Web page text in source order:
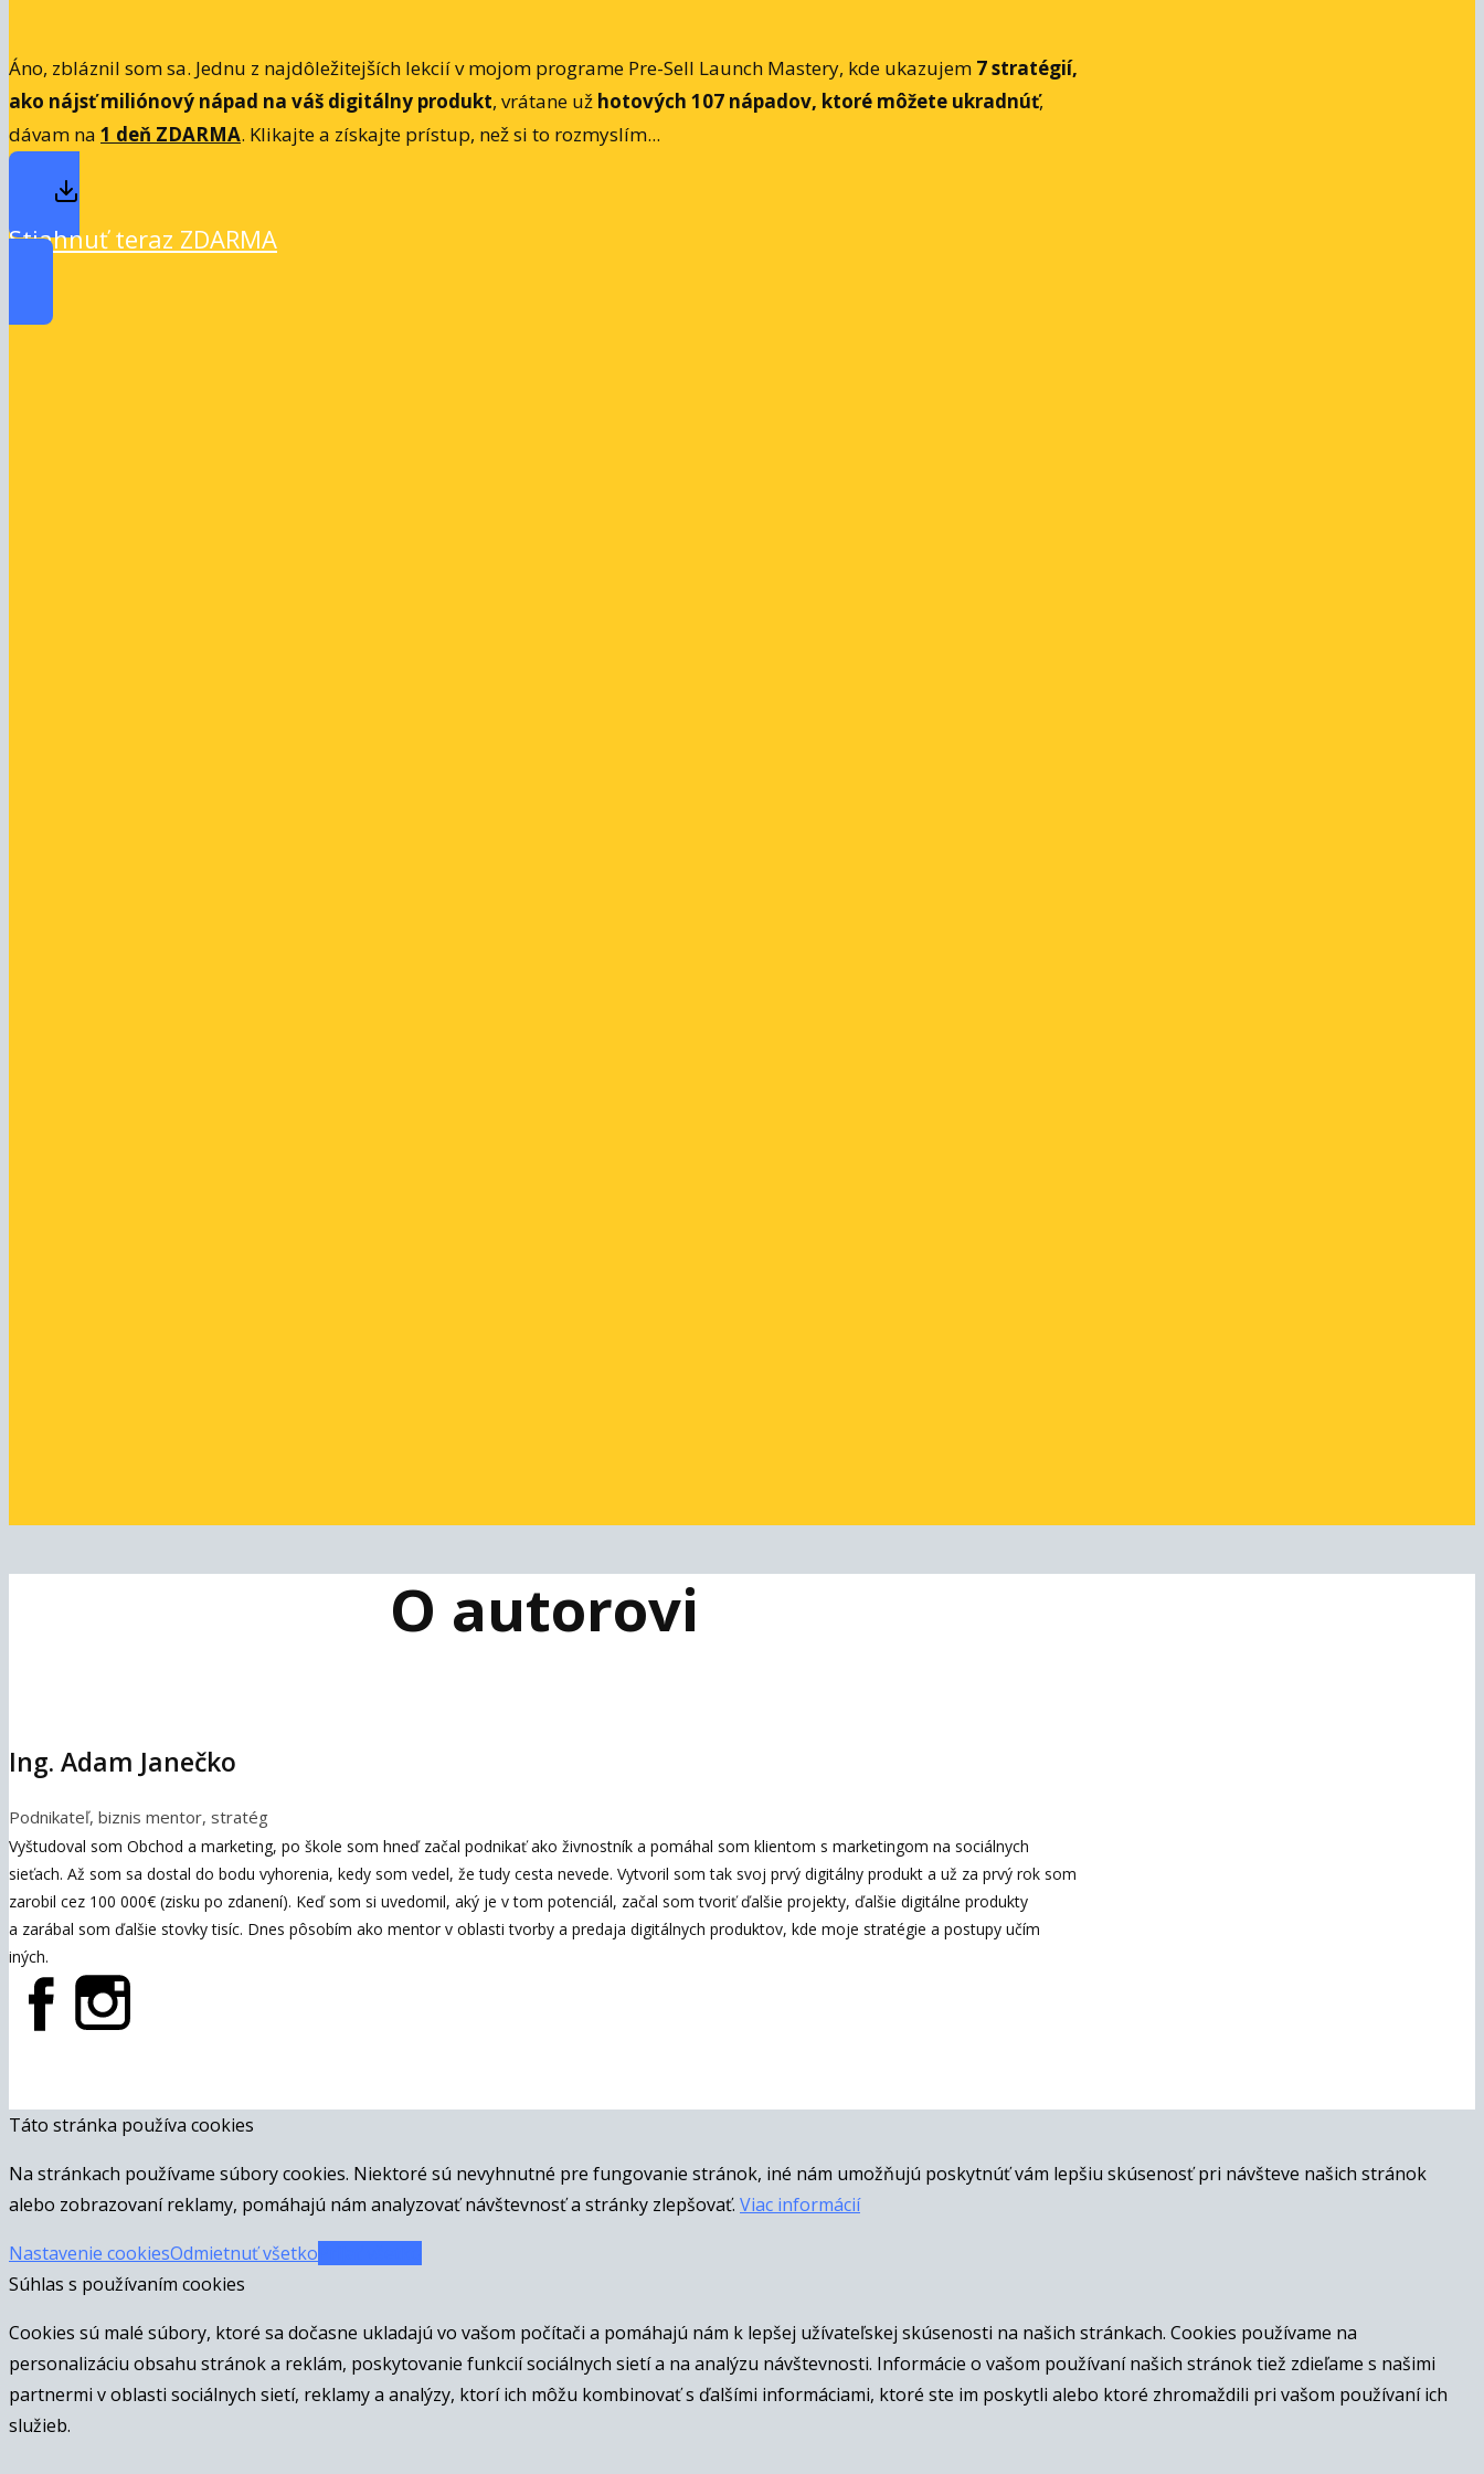
Áno, zbláznil som sa. Jednu z najdôležitejších lekcií v mojom programe Pre-Sell Launch Mastery, kde ukazujem 7 stratégií,
ako nájsť miliónový nápad na váš digitálny produkt, vrátane už hotových 107 nápadov, ktoré môžete ukradnúť,
dávam na 1 deň ZDARMA. Klikajte a získajte prístup, než si to rozmyslím...
Stiahnuť teraz ZDARMA
O autorovi
Ing. Adam Janečko
Podnikateľ, biznis mentor, stratég
Vyštudoval som Obchod a marketing, po škole som hneď začal podnikať ako živnostník a pomáhal som klientom s marketingom na sociálnych
sieťach. Až som sa dostal do bodu vyhorenia, kedy som vedel, že tudy cesta nevede. Vytvoril som tak svoj prvý digitálny produkt a už za prvý rok som
zarobil cez 100 000€ (zisku po zdanení). Keď som si uvedomil, aký je v tom potenciál, začal som tvoriť ďalšie projekty, ďalšie digitálne produkty
a zarábal som ďalšie stovky tisíc. Dnes pôsobím ako mentor v oblasti tvorby a predaja digitálnych produktov, kde moje stratégie a postupy učím
iných.
Táto stránka používa cookies
Na stránkach používame súbory cookies. Niektoré sú nevyhnutné pre fungovanie stránok, iné nám umožňujú poskytnúť vám lepšiu skúsenosť pri návšteve našich stránok
alebo zobrazovaní reklamy, pomáhajú nám analyzovať návštevnosť a stránky zlepšovať. Viac informácií
Nastavenie cookiesOdmietnuť všetko
Súhlas s používaním cookies
Cookies sú malé súbory, ktoré sa dočasne ukladajú vo vašom počítači a pomáhajú nám k lepšej užívateľskej skúsenosti na našich stránkach. Cookies používame na
personalizáciu obsahu stránok a reklám, poskytovanie funkcií sociálnych sietí a na analýzu návštevnosti. Informácie o vašom používaní našich stránok tiež zdieľame s našimi
partnermi v oblasti sociálnych sietí, reklamy a analýzy, ktorí ich môžu kombinovať s ďalšími informáciami, ktoré ste im poskytli alebo ktoré zhromaždili pri vašom používaní ich
služieb.